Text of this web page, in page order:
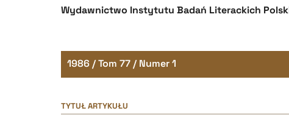
Wydawnictwo Instytutu Badań Literackich
1986 / Tom 77 / Numer 1
TYTUŁ ARTYKUŁU